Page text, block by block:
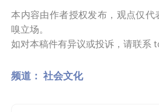
本内容由作者授权发布，观点仅代
嗅立场。
如对本稿件有异议或投诉，请联系
频道： 社会文化